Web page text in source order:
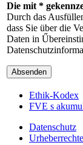
Die mit *
Durch das
dass Sie über die
Daten in
Absenden
Ethik-Kodex
FVE s
Datenschutz
Urheberrechte